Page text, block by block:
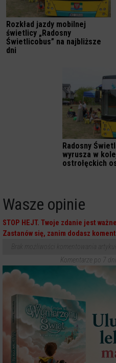
Rozkład jazdy mobilnej
świetlicy „Radosny
Świetlicobus” na najbliższe
dni
Radosny
wyrusza w
ostrołęckich
Wasze opinie
STOP HEJT. Twoje zdanie jest
Zastanów się, zanim dodasz
Komentarze po 7